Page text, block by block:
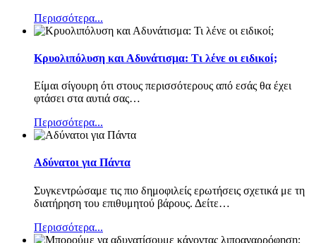
Περισσότερα...
Κρυολιπόλυση και Αδυνάτισμα: Τι λένε οι ειδικοί;
Είμαι σίγουρη ότι στους περισσότερους από εσάς θα έχει
φτάσει στα αυτιά σας…
Περισσότερα...
Αδύνατοι για Πάντα
Συγκεντρώσαμε τις πιο δημοφιλείς ερωτήσεις σχετικά με τη
διατήρηση του επιθυμητού βάρους. Δείτε…
Περισσότερα...